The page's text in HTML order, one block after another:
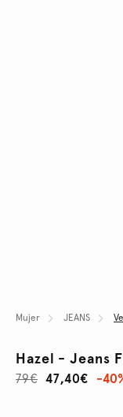
Mujer JEANS
Hazel - Jeans
47,40€
79€ -